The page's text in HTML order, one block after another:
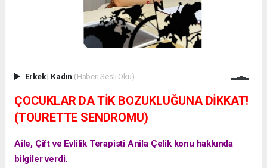
Erkek| Kadın (Haberi Sesli Oku)
ÇOCUKLAR DA TİK BOZUKLUĞUNA DİKKAT!
(TOURETTE SENDROMU)
Aile, Çift ve Evlilik Terapisti Anila Çelik konu hakkında
bilgiler verdi.